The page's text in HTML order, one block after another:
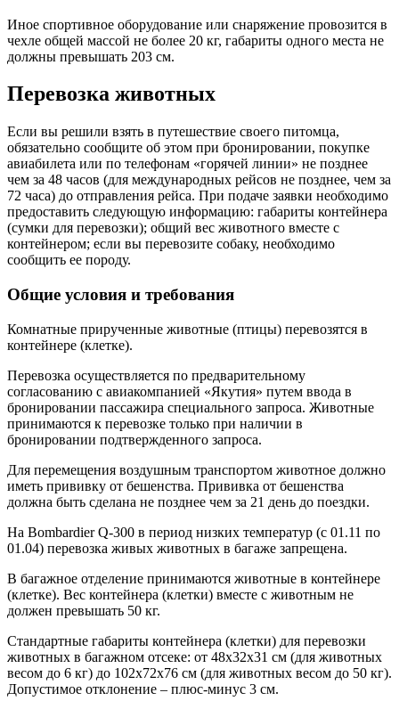
Иное спортивное оборудование или снаряжение провозится в
чехле общей массой не более 20 кг, габариты одного места не
должны превышать 203 см.
Перевозка животных
Если вы решили взять в путешествие своего питомца,
обязательно сообщите об этом при бронировании, покупке
авиабилета или по телефонам «горячей линии» не позднее
чем за 48 часов (для международных рейсов не позднее, чем за
72 часа) до отправления рейса. При подаче заявки необходимо
предоставить следующую информацию: габариты контейнера
(сумки для перевозки); общий вес животного вместе с
контейнером; если вы перевозите собаку, необходимо
сообщить ее породу.
Общие условия и требования
Комнатные прирученные животные (птицы) перевозятся в
контейнере (клетке).
Перевозка осуществляется по предварительному
согласованию с авиакомпанией «Якутия» путем ввода в
бронировании пассажира специального запроса. Животные
принимаются к перевозке только при наличии в
бронировании подтвержденного запроса.
Для перемещения воздушным транспортом животное должно
иметь прививку от бешенства. Прививка от бешенства
должна быть сделана не позднее чем за 21 день до поездки.
На Bombardier Q-300 в период низких температур (с 01.11 по
01.04) перевозка живых животных в багаже запрещена.
В багажное отделение принимаются животные в контейнере
(клетке). Вес контейнера (клетки) вместе с животным не
должен превышать 50 кг.
Стандартные габариты контейнера (клетки) для перевозки
животных в багажном отсеке: от 48х32х31 см (для животных
весом до 6 кг) до 102х72х76 см (для животных весом до 50 кг).
Допустимое отклонение – плюс-минус 3 см.